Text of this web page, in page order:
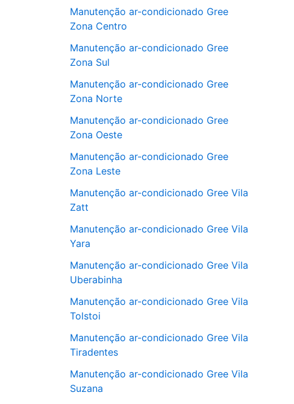
Manutenção ar-condicionado Gree
Zona Centro
Manutenção ar-condicionado Gree
Zona Sul
Manutenção ar-condicionado Gree
Zona Norte
Manutenção ar-condicionado Gree
Zona Oeste
Manutenção ar-condicionado Gree
Zona Leste
Manutenção ar-condicionado Gree Vila
Zatt
Manutenção ar-condicionado Gree Vila
Yara
Manutenção ar-condicionado Gree Vila
Uberabinha
Manutenção ar-condicionado Gree Vila
Tolstoi
Manutenção ar-condicionado Gree Vila
Tiradentes
Manutenção ar-condicionado Gree Vila
Suzana